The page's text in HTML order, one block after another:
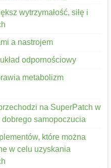
wytrzymałość, siłę i
a nastrojem
odpornościowy
metabolizm
na SuperPatch w
samopoczucia
które można
w celu uzyskania